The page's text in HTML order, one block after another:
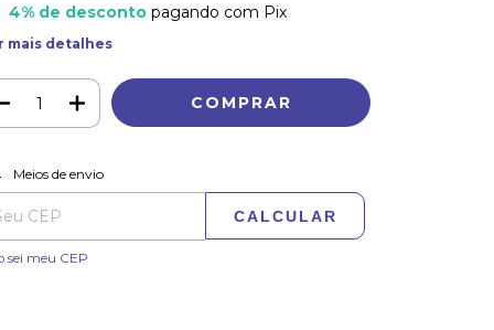
4% de descontopagando com Pix
mais detalhes
para o CEP:
Meios de envio
CALCULAR
sei meu CEP